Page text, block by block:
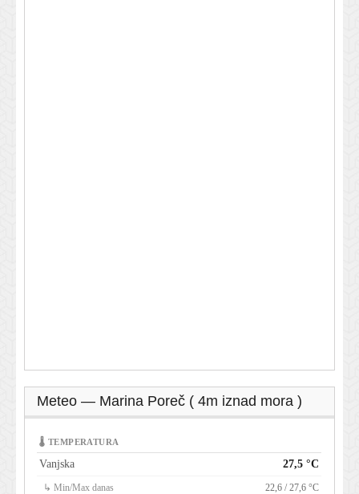
Meteo — Marina Poreč ( 4m iznad mora )
🌡 TEMPERATURA
Vanjska 27,5 °C
↳ Min/Max danas 22,6 / 27,6 °C